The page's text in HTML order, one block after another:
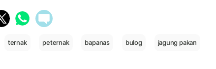
ternak peternak bapanas bulog jagung pakan